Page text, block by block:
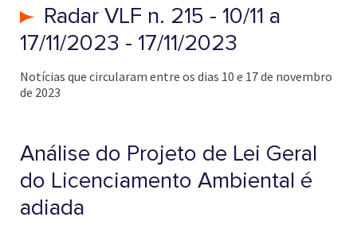
Radar VLF n. 215 - 10/11 a
17/11/2023 - 17/11/2023
Notícias que circularam entre os dias 10 e 17 de novembro
de 2023
Análise do Projeto de Lei Geral
do Licenciamento Ambiental é
adiada